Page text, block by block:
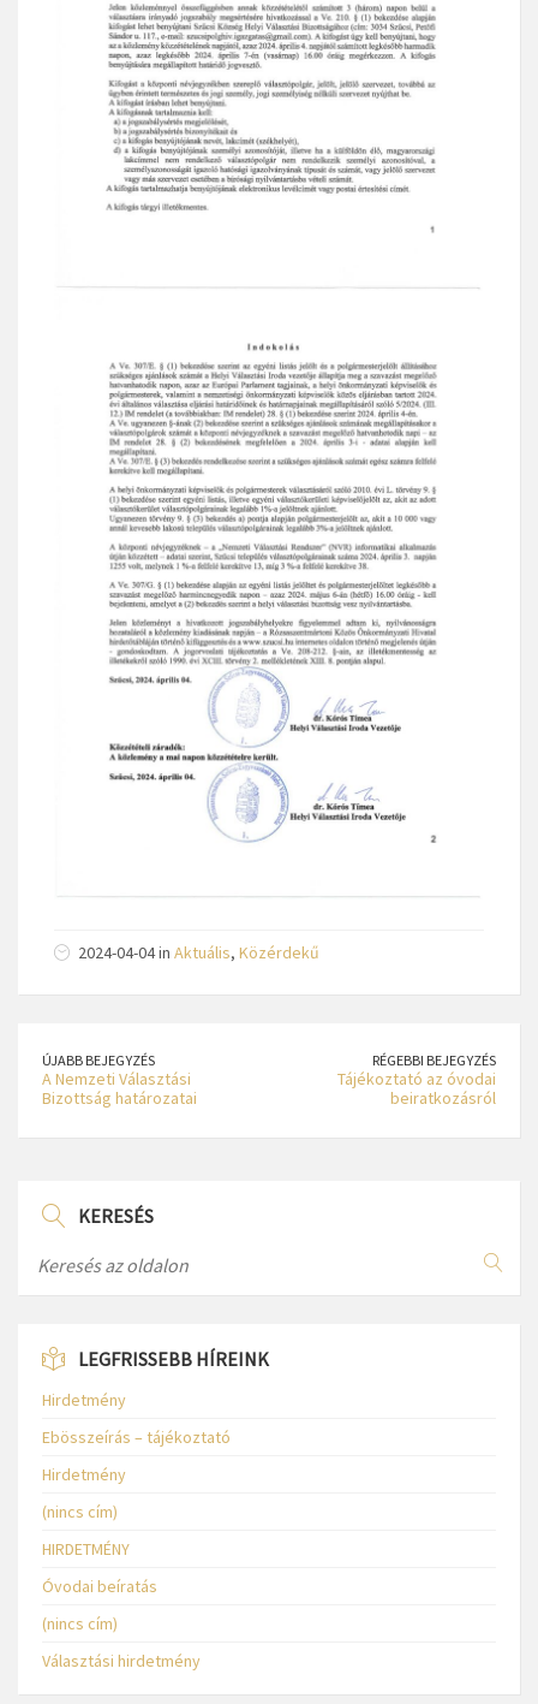
2024-04-04 in Aktuális, Közérdekű
ÚJABB BEJEGYZÉS
A Nemzeti Választási
Bizottság határozatai
RÉGEBBI BEJEGYZÉS
Tájékoztató az óvodai
beiratkozásról
KERESÉS
LEGFRISSEBB HÍREINK
Hirdetmény
Ebösszeírás – tájékoztató
Hirdetmény
(nincs cím)
HIRDETMÉNY
Óvodai beíratás
(nincs cím)
Választási hirdetmény